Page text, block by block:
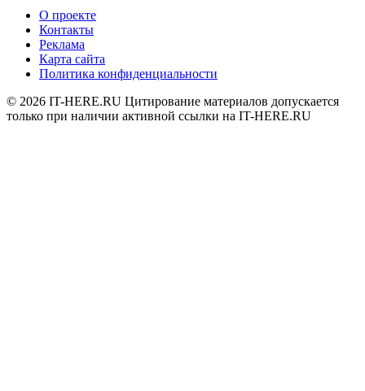
О проекте
Контакты
Реклама
Карта сайта
Политика конфиденциальности
© 2026 IT-HERE.RU Цитирование материалов допускается
только при наличии активной ссылки на IT-HERE.RU